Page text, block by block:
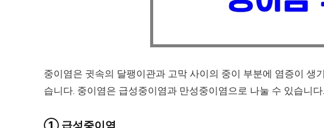
중이염은 귓속의 달팽이관과 고막 사이의 중이 부분에 염증이 생
습니다. 중이염은 급성중이염과 만성중이염으로 나눌 수 있습니다.
① 급성중이염